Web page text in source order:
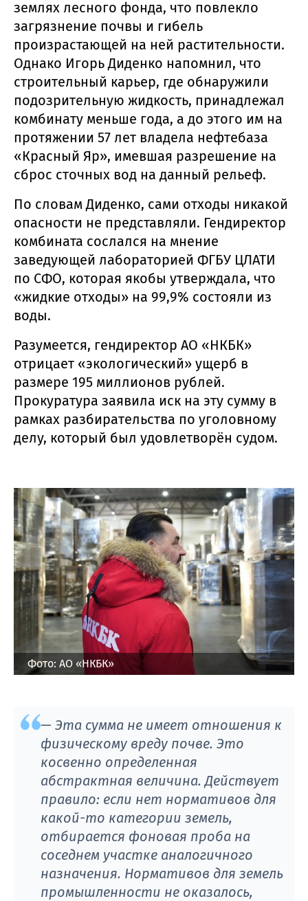
землях лесного фонда, что повлекло
загрязнение почвы и гибель
произрастающей на ней растительности.
Однако Игорь Диденко напомнил, что
строительный карьер, где обнаружили
подозрительную жидкость, принадлежал
комбинату меньше года, а до этого им на
протяжении 57 лет владела нефтебаза
«Красный Яр», имевшая разрешение на
сброс сточных вод на данный рельеф.
По словам Диденко, сами отходы никакой
опасности не представляли. Гендиректор
комбината сослался на мнение
заведующей лабораторией ФГБУ ЦЛАТИ
по СФО, которая якобы утверждала, что
«жидкие отходы» на 99,9% состояли из
воды.
Разумеется, гендиректор АО «НКБК»
отрицает «экологический» ущерб в
размере 195 миллионов рублей.
Прокуратура заявила иск на эту сумму в
рамках разбирательства по уголовному
делу, который был удовлетворён судом.
Фото: АО «НКБК»
— Эта сумма не имеет отношения к
физическому вреду почве. Это
косвенно определенная
абстрактная величина. Действует
правило: если нет нормативов для
какой-то категории земель,
отбирается фоновая проба на
соседнем участке аналогичного
назначения. Нормативов для земель
промышленности не оказалось,